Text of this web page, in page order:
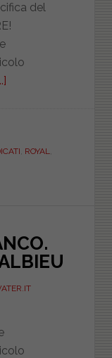
del
DEDICATO.
, ROYAL,